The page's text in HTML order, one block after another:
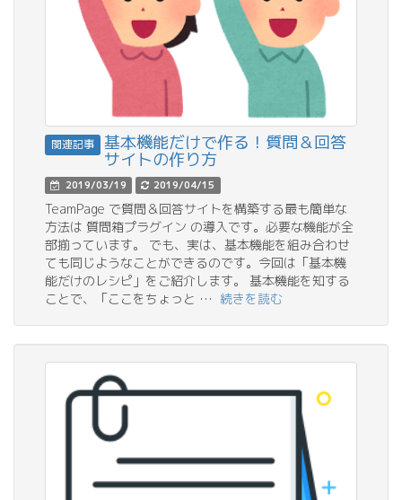
関連記事 基本機能だけで作る！質問＆回答
サイトの作り方
2019/03/19 2019/04/15
TeamPage で質問＆回答サイトを構築する最も簡単な
方法は 質問箱プラグイン の導入です。必要な機能が全
部揃っています。 でも、実は、基本機能を組み合わせ
ても同じようなことができるのです。今回は「基本機
能だけのレシピ」をご紹介します。 基本機能を知する
ことで、「ここをちょっと … 続きを読む